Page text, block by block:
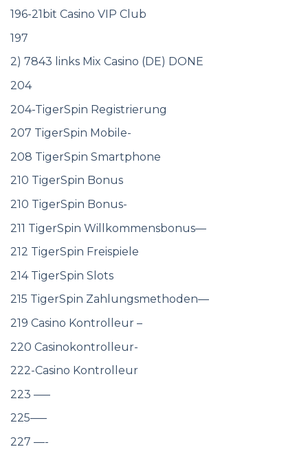
196-21bit Casino VIP Club
197
2) 7843 links Mix Casino (DE) DONE
204
204-TigerSpin Registrierung
207 TigerSpin Mobile-
208 TigerSpin Smartphone
210 TigerSpin Bonus
210 TigerSpin Bonus-
211 TigerSpin Willkommensbonus—
212 TigerSpin Freispiele
214 TigerSpin Slots
215 TigerSpin Zahlungsmethoden—
219 Casino Kontrolleur –
220 Casinokontrolleur-
222-Casino Kontrolleur
223 —–
225—–
227 —-